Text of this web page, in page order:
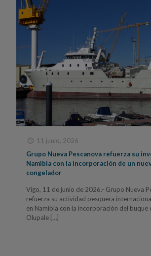
11 junio, 2026
Grupo Nueva Pescanova refuerza su
Namibia con la incorporación de un
congelador
Vigo, 11 de junio de 2026.- Grupo Nueva
refuerza su actividad pesquera
en Namibia con la incorporación del buque
Olupale […]